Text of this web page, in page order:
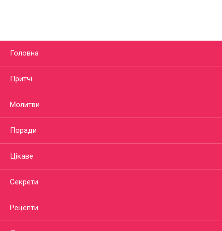
Головна
Притчі
Молитви
Поради
Цікаве
Секрети
Рецепти